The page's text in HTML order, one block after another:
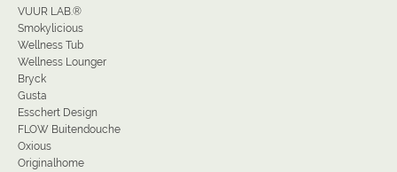
VUUR LAB.®
Smokylicious
Wellness Tub
Wellness Lounger
Bryck
Gusta
Esschert Design
FLOW Buitendouche
Oxious
Originalhome